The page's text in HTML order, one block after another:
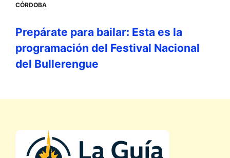
CÓRDOBA
Prepárate para bailar: Esta es la
programación del Festival Nacional
del Bullerengue